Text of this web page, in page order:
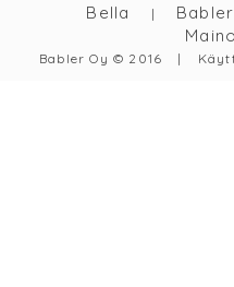
Bella | Babler
Babler Oy © 2016 |